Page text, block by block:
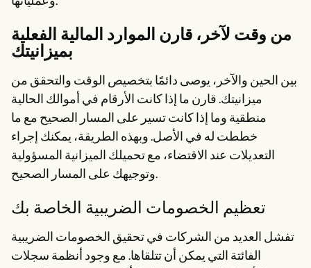
من وقت لآخر، قارن الموارد المالية الفعلية
بميزانيتك
بين الحين والآخر، يوصى دائمًا بتخصيص الوقت والتحقق من
ميزانيتك. قارن ما إذا كانت الأرقام في أموالك الحالية
منطقية وما إذا كانت تسير على المسار الصحيح مع ما
خططت له في الأصل. وبهذه الطريقة، يمكنك إجراء
التعديلات عند الاقتضاء، مع تحميلك الميزانية المسؤولية
وتوجيهك على المسار الصحيح.
تعظيم الخصومات الضريبية الخاصة بك
تفشل العديد من الشركات في تحقيق الخصومات الضريبية
الفائتة التي يمكن أن تتلقاها. مع وجود أنظمة سجلات